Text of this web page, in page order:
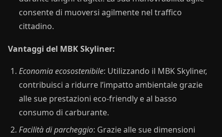
consente di muoversi agilmente nel traffico
cittadino.
Vantaggi del MBK Skyliner:
Economia ecosostenibile: Utilizzando il MBK Skyliner,
contribuisci a ridurre l’impatto ambientale grazie
alle sue prestazioni eco-friendly e al basso
consumo di carburante.
Facilità di parcheggio: Grazie alle sue dimensioni